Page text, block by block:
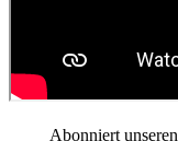
Abonniert unseren